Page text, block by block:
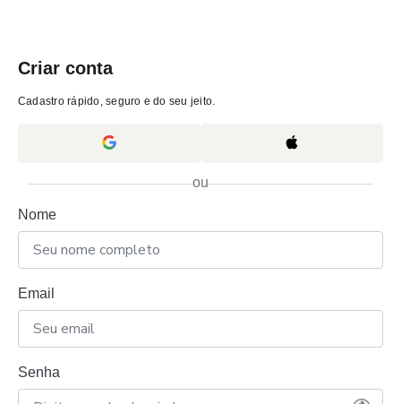
Criar conta
Cadastro rápido, seguro e do seu jeito.
ou
Nome
Email
Senha